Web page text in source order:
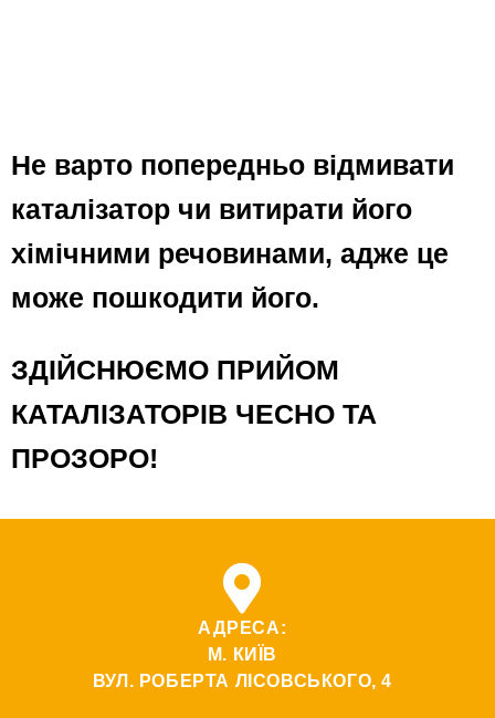
Не варто попередньо відмивати
каталізатор чи витирати його
хімічними речовинами, адже це
може пошкодити його.
ЗДІЙСНЮЄМО ПРИЙОМ
КАТАЛІЗАТОРІВ ЧЕСНО ТА
ПРОЗОРО!
АДРЕСА:
М. КИЇВ
ВУЛ. РОБЕРТА ЛІСОВСЬКОГО, 4